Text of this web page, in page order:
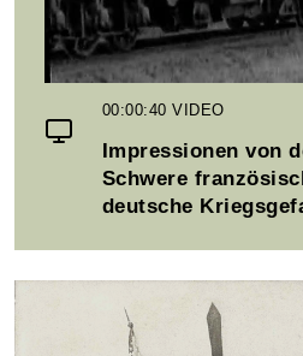
00:00:40VIDEO
Impressionen von
Schwere
deutsche